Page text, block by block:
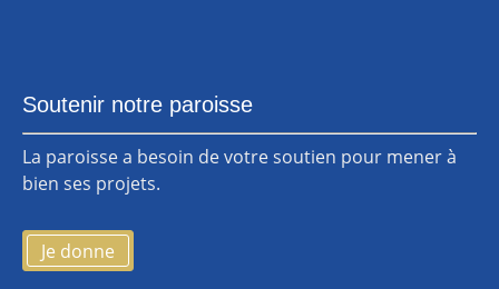
Soutenir notre paroisse
La paroisse a besoin de votre soutien pour mener à
bien ses projets.
Je donne